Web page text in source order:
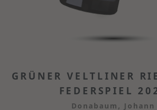
GRÜNER VELTLINER
FEDERSPIEL
Donabaum, Johann